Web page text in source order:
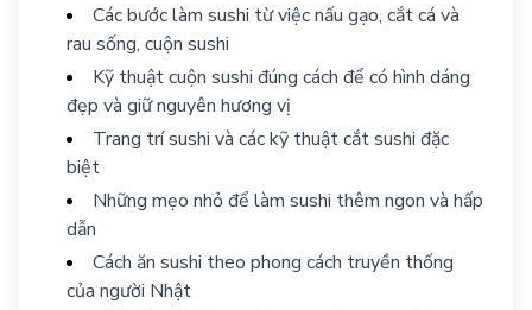
Các bước làm sushi từ việc nấu gạo, cắt cá và
rau sống, cuộn sushi
Kỹ thuật cuộn sushi đúng cách để có hình dáng
đẹp và giữ nguyên hương vị
Trang trí sushi và các kỹ thuật cắt sushi đặc
biệt
Những mẹo nhỏ để làm sushi thêm ngon và hấp
dẫn
Cách ăn sushi theo phong cách truyền thống
của người Nhật